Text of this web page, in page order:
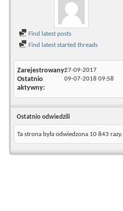
Find latest posts
Find latest started threads
Zarejestrowany27-09-2017
Ostatnio
aktywny
09-07-2018 09:58
Ostatnio odwiedzili
Ta strona była odwiedzona 10 843 razy.